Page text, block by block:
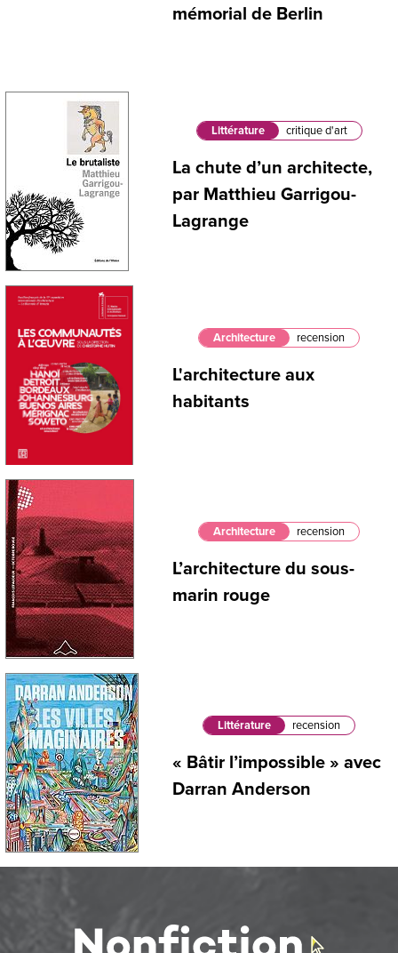
mémorial de Berlin
Littérature critique d'art
La chute d’un architecte,
par Matthieu Garrigou-
Lagrange
Architecture recension
L'architecture aux
habitants
Architecture recension
L’architecture du sous-
marin rouge
Littérature recension
« Bâtir l’impossible » avec
Darran Anderson